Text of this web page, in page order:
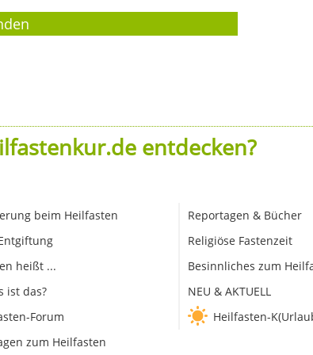
entdecken?
beim Heilfasten
heißt ...
ist das?
Forum
zum Heilfasten
Reportagen & Bücher
Religiöse Fastenzeit
Besinnliches zum
NEU & AKTUELL
Heilfasten-